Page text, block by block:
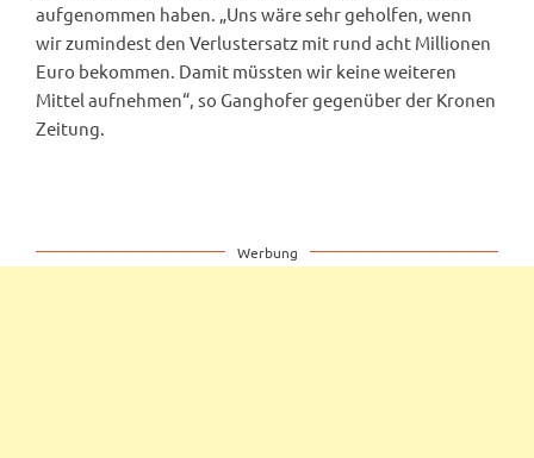
aufgenommen haben. „Uns wäre sehr geholfen, wenn
wir zumindest den Verlustersatz mit rund acht Millionen
Euro bekommen. Damit müssten wir keine weiteren
Mittel aufnehmen“, so Ganghofer gegenüber der Kronen
Zeitung.
Werbung